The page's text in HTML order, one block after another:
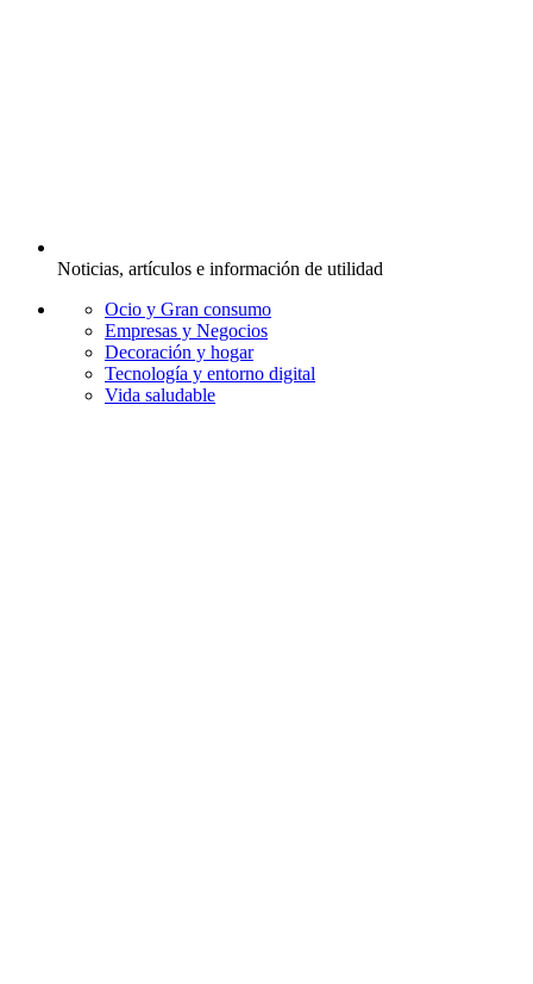
Noticias, artículos e información de utilidad
Ocio y Gran consumo
Empresas y Negocios
Decoración y hogar
Tecnología y entorno digital
Vida saludable